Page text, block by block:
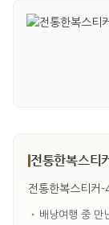
전통한복스티
전통한복스티커-
• 배낭여행 중 만